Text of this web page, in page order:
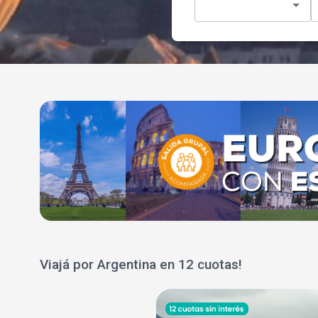
Viajá por Argentina en 12 cuotas!